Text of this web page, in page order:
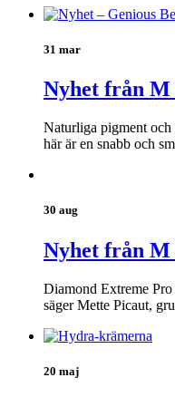
31 mar
Nyhet från M
Naturliga pigment
här är en snabb och
30 aug
Nyhet från M
Diamond Extreme
säger Mette Picaut,
20 maj